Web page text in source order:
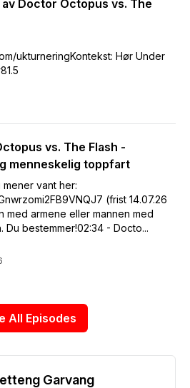
Doctor Octopus vs. The
ukturneringKontekst: Hør Under
vs. The Flash -
menneskelig toppfart
vant her:
(frist 14.07.26
med armene eller mannen med
Du bestemmer!02:34 - Docto...
All Episodes
Garvang